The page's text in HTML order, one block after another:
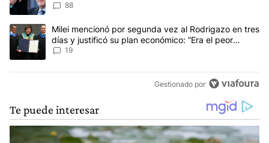
88
Un artículo de tendencia con el título "Milei mencionó por
Milei mencionó por segunda vez al Rodrigazo en tres
días y justificó su plan económico: “Era el peor
escenario posible”
19
Gestionado por